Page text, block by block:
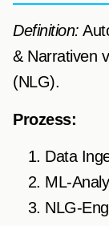
Definition:
& Narrativen
(NLG).
Prozess:
Data
ML-
NLG-